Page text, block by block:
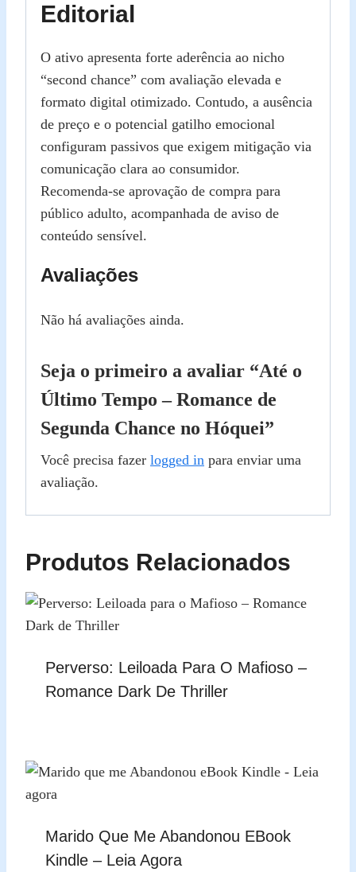
Editorial
O ativo apresenta forte aderência ao nicho
“second chance” com avaliação elevada e
formato digital otimizado. Contudo, a ausência
de preço e o potencial gatilho emocional
configuram passivos que exigem mitigação via
comunicação clara ao consumidor.
Recomenda‑se aprovação de compra para
público adulto, acompanhada de aviso de
conteúdo sensível.
Avaliações
Não há avaliações ainda.
Seja o primeiro a avaliar “Até o
Último Tempo – Romance de
Segunda Chance no Hóquei”
Você precisa fazer logged in para enviar uma
avaliação.
Produtos Relacionados
Perverso: Leiloada Para O Mafioso –
Romance Dark De Thriller
Marido Que Me Abandonou EBook
Kindle – Leia Agora